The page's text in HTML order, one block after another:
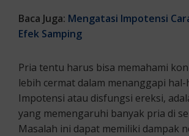
Baca Juga: Mengatasi Impotensi
Efek Samping
Pria tentu harus bisa memahami
lebih cermat dalam menanggapi
Impotensi atau disfungsi ereksi,
yang memengaruhi banyak pria di
Masalah ini dapat memiliki dampak